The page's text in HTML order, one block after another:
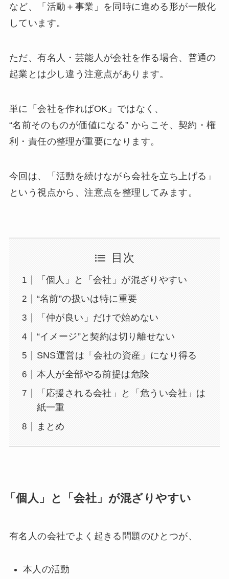
など、「活動＋事業」を同時に進める形が一般化
しています。
ただ、有名人・芸能人が会社を作る場合、普通の
起業とは少し違う注意点があります。
単に「会社を作ればOK」ではなく、
“名前そのものが価値になる” からこそ、契約・権
利・責任の整理が重要になります。
今回は、「活動を続けながら会社を立ち上げる」
という視点から、注意点を整理してみます。
目次
「個人」と「会社」が混ざりやすい
“名前”の扱いは特に重要
「仲が良い」だけで始めない
“イメージ”と契約は切り離せない
SNS運営は「会社の資産」になり得る
本人が全部やる前提は危険
「応援される会社」と「危うい会社」は
紙一重
まとめ
「個人」と「会社」が混ざりやすい
有名人の会社でよく起きる問題のひとつが、
本人の活動